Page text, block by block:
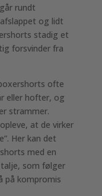
rundt
og lidt
stadig et
forsvinder fra
ofte
eller hofter, og
strammer.
at de virker
Her kan det
med en
som følger
på kompromis